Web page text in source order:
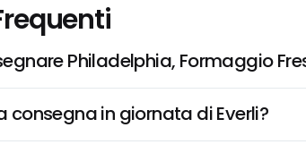
Philadelphia, Formaggio
consegna in giornata di Everli?